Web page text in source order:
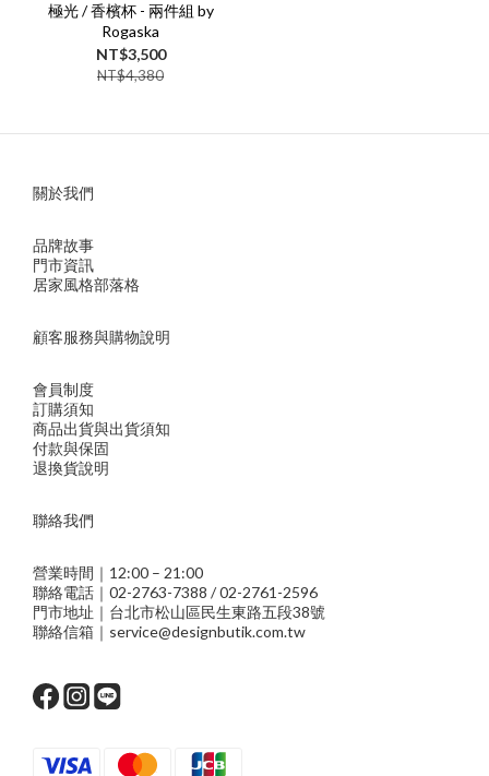
極光 / 香檳杯 - 兩件組 by
Rogaska
NT$3,500
NT$4,380
關於我們
品牌故事
門市資訊
居家風格部落格
顧客服務與購物說明
會員制度
訂購須知
商品出貨與出貨須知
付款與保固
退換貨說明
聯絡我們
營業時間｜12:00 – 21:00
聯絡電話｜02-2763-7388 / 02-2761-2596
門市地址｜台北市松山區民生東路五段38號
聯絡信箱｜service@designbutik.com.tw